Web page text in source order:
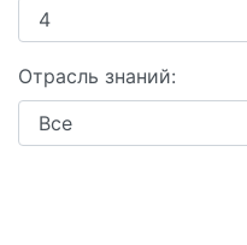
Отрасль знаний: